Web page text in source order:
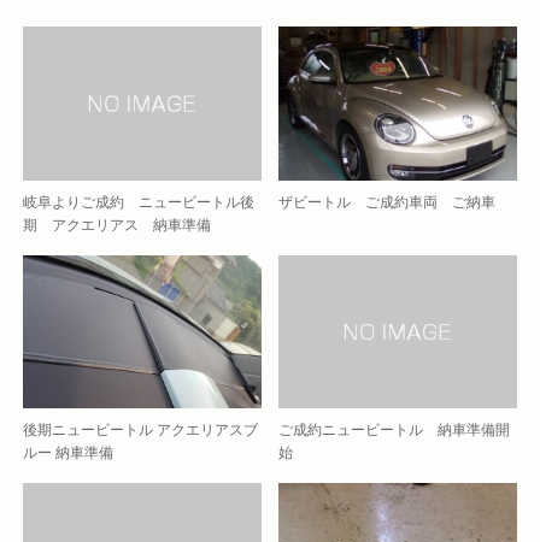
岐阜よりご成約 ニュービートル後
期 アクエリアス 納車準備
ザビートル ご成約車両 ご納車
後期ニュービートル アクエリアスブ
ルー 納車準備
ご成約ニュービートル 納車準備開
始